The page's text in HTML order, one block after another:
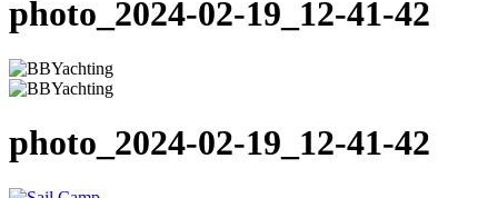
photo_2024-02-19_12-41-42
photo_2024-02-19_12-41-42